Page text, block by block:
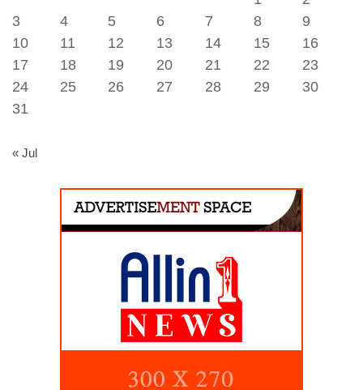
3
4 5 6 7 8
9
10
11 12 13 14 15
16
17
18 19 20 21 22
23
24
25 26 27 28 29
30
31
« Jul